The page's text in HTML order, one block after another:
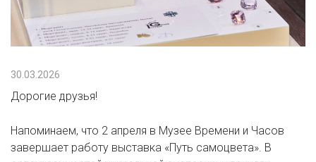
30.03.2026
Дорогие друзья!
Напоминаем, что 2 апреля в Музее Времени и Часов
завершает работу выставка «Путь самоцвета». В